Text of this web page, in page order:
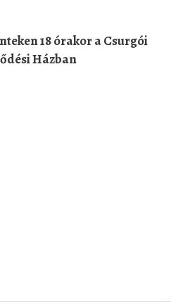
18 órakor a Csurgói
Házban